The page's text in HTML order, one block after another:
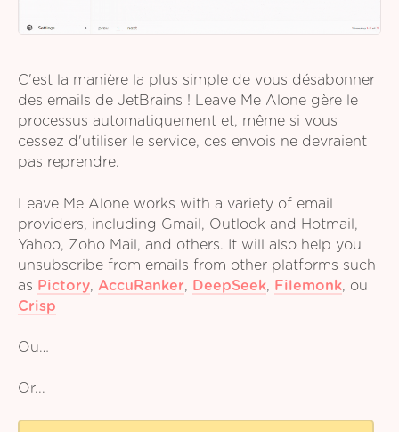
C'est la manière la plus simple de vous désabonner
des emails de JetBrains ! Leave Me Alone gère le
processus automatiquement et, même si vous
cessez d'utiliser le service, ces envois ne devraient
pas reprendre.
Leave Me Alone works with a variety of email
providers, including Gmail, Outlook and Hotmail,
Yahoo, Zoho Mail, and others. It will also help you
unsubscribe from emails from other platforms such
as Pictory, AccuRanker, DeepSeek, Filemonk, ou
Crisp
Ou…
Or...